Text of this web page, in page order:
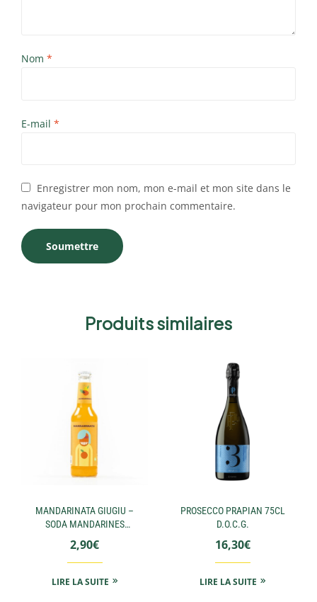
Nom *
E-mail *
Enregistrer mon nom, mon e-mail et mon site dans le
navigateur pour mon prochain commentaire.
Produits similaires
MANDARINATA GIUGIU –
SODA MANDARINES
275ML
2,90€
LIRE LA SUITE
PROSECCO PRAPIAN 75CL
D.O.C.G.
16,30€
LIRE LA SUITE